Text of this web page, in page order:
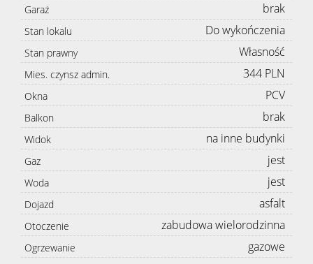
Garaż brak
Stan lokalu Do wykończenia
Stan prawny Własność
Mies. czynsz admin. 344 PLN
Okna PCV
Balkon brak
Widok na inne budynki
Gaz jest
Woda jest
Dojazd asfalt
Otoczenie zabudowa wielorodzinna
Ogrzewanie gazowe